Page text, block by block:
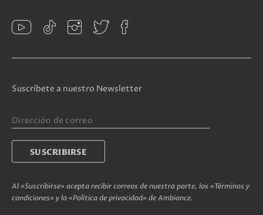
Suscríbete a nuestro Newsletter
Al «Suscribirse» acepta recibir correos de nuestra parte, los «Términos y
condiciones» y la «Política de privacidad» de Ambiance.